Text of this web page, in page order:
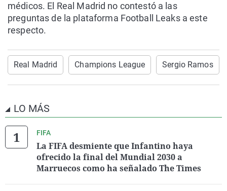
médicos. El Real Madrid no contestó a las
preguntas de la plataforma Football Leaks a este
respecto.
Real Madrid Champions League Sergio Ramos
LO MÁS
FIFA
La FIFA desmiente que Infantino haya
ofrecido la final del Mundial 2030 a
Marruecos como ha señalado The Times